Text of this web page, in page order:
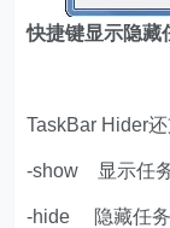
快捷键显示隐
TaskBar Hider
-show 显示任
-hide 隐藏任